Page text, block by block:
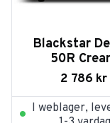
Blackstar
50R
2 786 kr
I weblager,